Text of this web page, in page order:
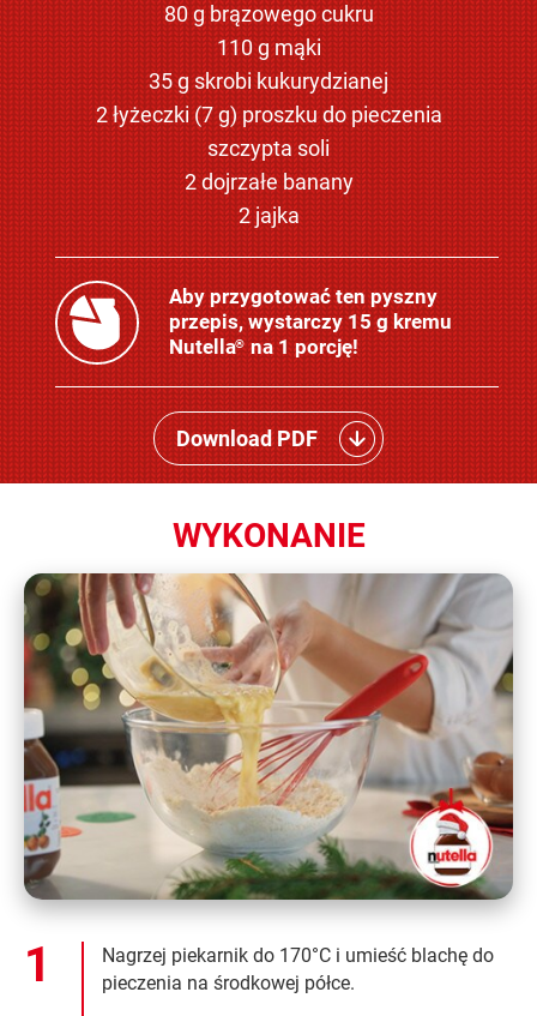
80 g brązowego cukru
110 g mąki
35 g skrobi kukurydzianej
2 łyżeczki (7 g) proszku do pieczenia
szczypta soli
2 dojrzałe banany
2 jajka
Aby przygotować ten pyszny
przepis, wystarczy 15 g kremu
Nutella® na 1 porcję!
Download PDF
WYKONANIE
Nagrzej piekarnik do 170°C i umieść blachę do
pieczenia na środkowej półce.